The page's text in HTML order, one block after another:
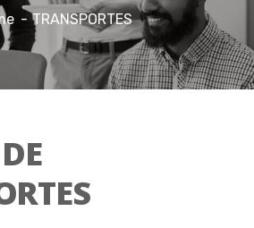
TRANSPORTES